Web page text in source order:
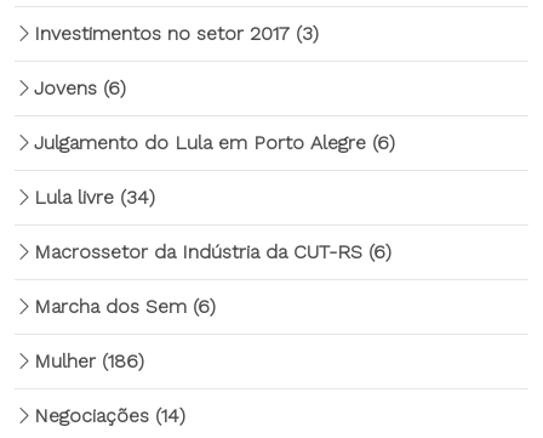
Investimentos no setor 2017 (3)
Jovens (6)
Julgamento do Lula em Porto Alegre (6)
Lula livre (34)
Macrossetor da Indústria da CUT-RS (6)
Marcha dos Sem (6)
Mulher (186)
Negociações (14)